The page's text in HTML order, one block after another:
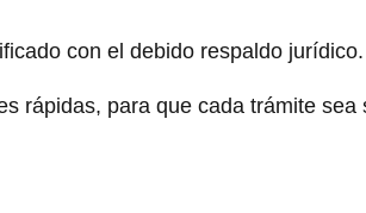
con el debido respaldo jurídico.
rápidas, para que cada trámite sea